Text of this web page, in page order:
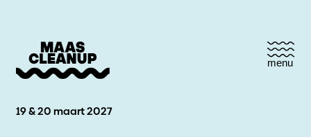
menu
19 & 20 maart 2027